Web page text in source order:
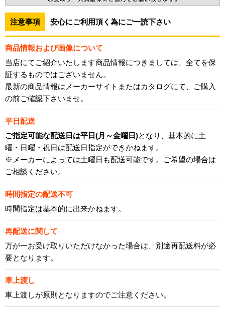
注意事項 安心にご利用頂く為にご一読下さい
商品情報および画像について
当店にてご紹介いたします商品情報につきましては、全てを保
証するものではございません。
最新の商品情報はメーカーサイトまたはカタログにて、ご購入
の前ご確認下さいませ。
平日配送
ご指定可能な配送日は平日(月～金曜日)となり、基本的に土
曜・日曜・祝日は配送日指定ができかねます。
※メーカーによっては土曜日も配送可能です。ご希望の場合は
ご相談ください。
時間指定の配送不可
時間指定は基本的に出来かねます。
再配送に関して
万が一お受け取りいただけなかった場合は、別途再配送料が必
要となります。
車上渡し
車上渡しが原則となりますのでご注意ください。